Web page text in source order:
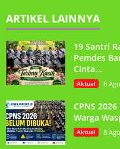
ARTIKEL LAINNYA
19 Santri
Pemdes
Cinta...
Aktual 8
CPNS
Warga
Aktual 8